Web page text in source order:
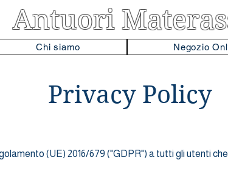
Antuori
Chi siamo Negozio
Privacy Policy
(UE) 2016/679 ("GDPR") a tutti gli utenti